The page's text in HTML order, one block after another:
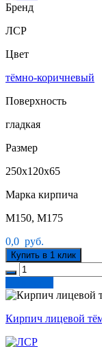
Бренд
ЛСР
Цвет
тёмно-коричневый
Поверхность
гладкая
Размер
250х120х65
Марка кирпича
М150, М175
0,0 руб.
Купить в 1 клик
Кирпич лицевой